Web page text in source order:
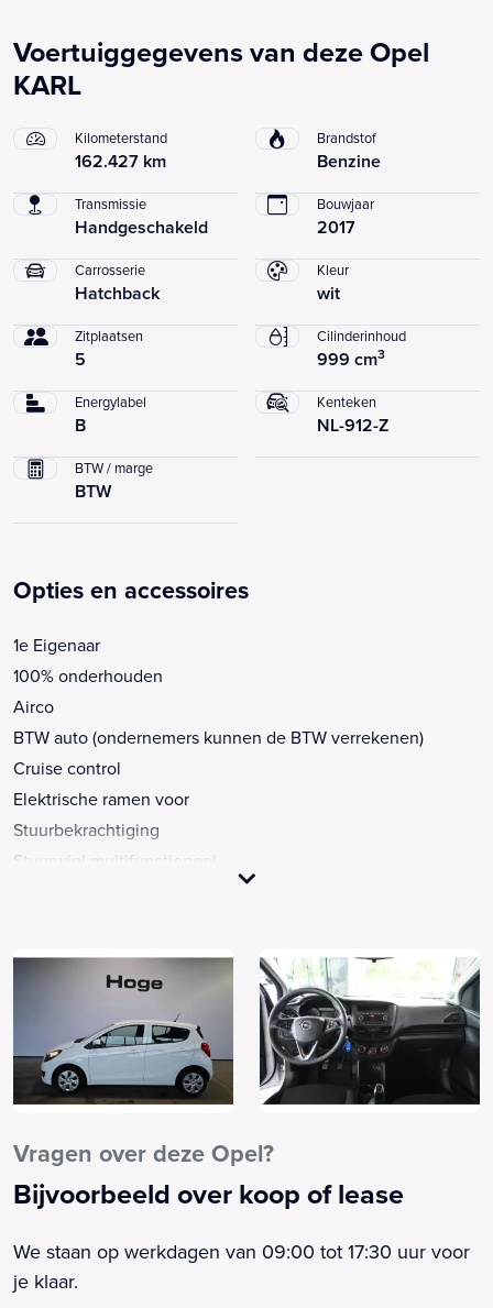
Voertuiggegevens van deze Opel
KARL
Kilometerstand
162.427 km
Brandstof
Benzine
Transmissie
Handgeschakeld
Bouwjaar
2017
Carrosserie
Hatchback
Kleur
wit
Zitplaatsen
5
Cilinderinhoud
999 cm3
Energylabel
B
Kenteken
NL-912-Z
BTW / marge
BTW
Opties en accessoires
1e Eigenaar
100% onderhouden
Airco
BTW auto (ondernemers kunnen de BTW verrekenen)
Cruise control
Elektrische ramen voor
Stuurbekrachtiging
Stuurwiel multifunctioneel
Achterbank in delen neerklapbaar
Airbag(s) hoofd voor
Airbag(s) side voor
Airbag bestuurder
Airbag passagier
Alarm klasse 1(startblokkering)
Anti Blokkeer Systeem
Armsteun
Audio installatie
Bluetooth
Boordcomputer
Vragen over deze Opel?
Bijvoorbeeld over koop of lease
We staan op werkdagen van 09:00 tot 17:30 uur voor
je klaar.